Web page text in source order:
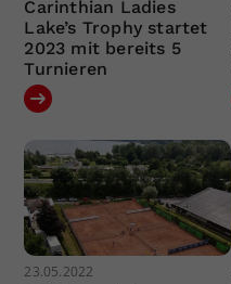
Carinthian Ladies
Lake’s Trophy startet
2023 mit bereits 5
Turnieren
23.05.2022